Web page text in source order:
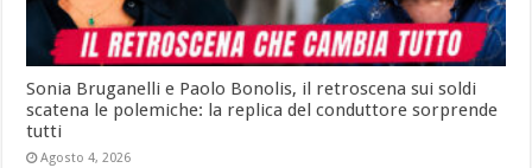
Sonia Bruganelli e Paolo Bonolis, il retroscena sui soldi
scatena le polemiche: la replica del conduttore sorprende
tutti
Agosto 4, 2026